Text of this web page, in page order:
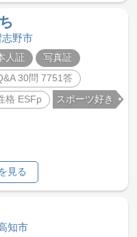
志野市
人証
写真証
30問 7751答
格 ESFp スポーツ好き
見る
知市